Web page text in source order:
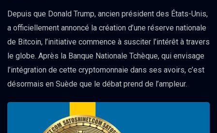
Depuis que Donald Trump, ancien président des États-Unis,
a officiellement annoncé la création d’une réserve nationale
de Bitcoin, l’initiative commence à susciter l’intérêt à travers
le globe. Après la Banque Nationale Tchèque, qui envisage
l’intégration de cette cryptomonnaie dans ses avoirs, c’est
désormais en Suède que le débat prend de l’ampleur.